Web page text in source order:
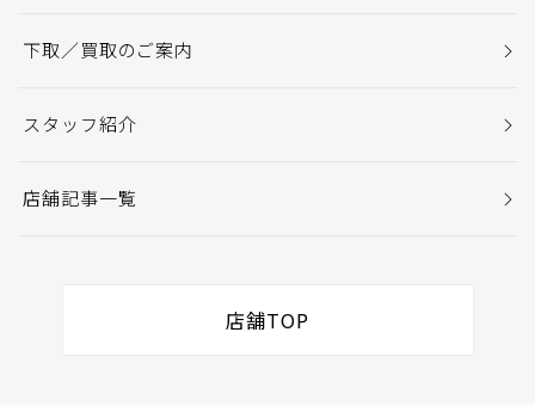
下取／買取のご案内
スタッフ紹介
店舗記事一覧
店舗TOP